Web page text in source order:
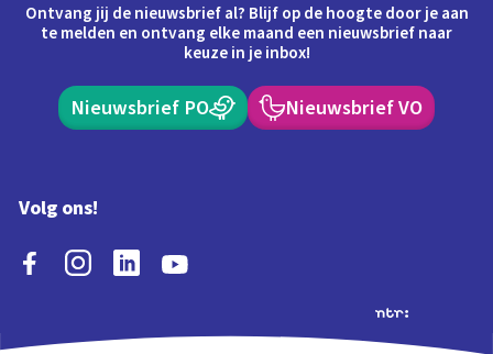
Ontvang jij de nieuwsbrief al? Blijf op de hoogte door je aan
te melden en ontvang elke maand een nieuwsbrief naar
keuze in je inbox!
Nieuwsbrief PO Nieuwsbrief VO
Volg ons!